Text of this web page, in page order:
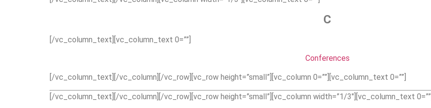
C
[/vc_column_text][vc_column_text 0=””]
Conferences
[/vc_column_text][/vc_column][/vc_row][vc_row height=”small”][vc_column 0=””][vc_column_text 0=””]
[/vc_column_text][/vc_column][/vc_row][vc_row height=”small”][vc_column width=”1/3″][vc_column_text 0=””]